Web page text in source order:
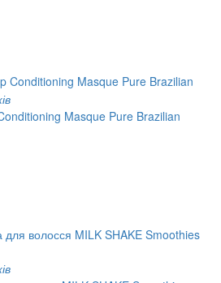
Masque Pure Brazilian